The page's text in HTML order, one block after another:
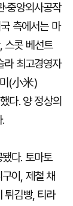
중앙외사공작
측에서는 마
스콧 베선트
라 최고경영자
(小米)
다. 양 정상의
다. 토마토
이, 제철 채
튀김빵, 티라